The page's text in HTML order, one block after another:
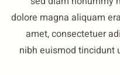
dolore magna
amet,
nibh euismod